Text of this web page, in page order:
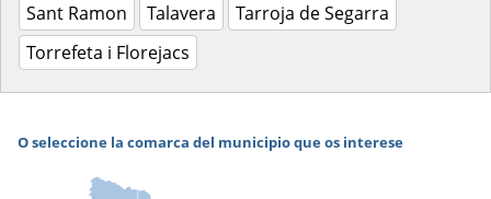
Sant Ramon
Talavera
Tarroja de Segarra
Torrefeta i Florejacs